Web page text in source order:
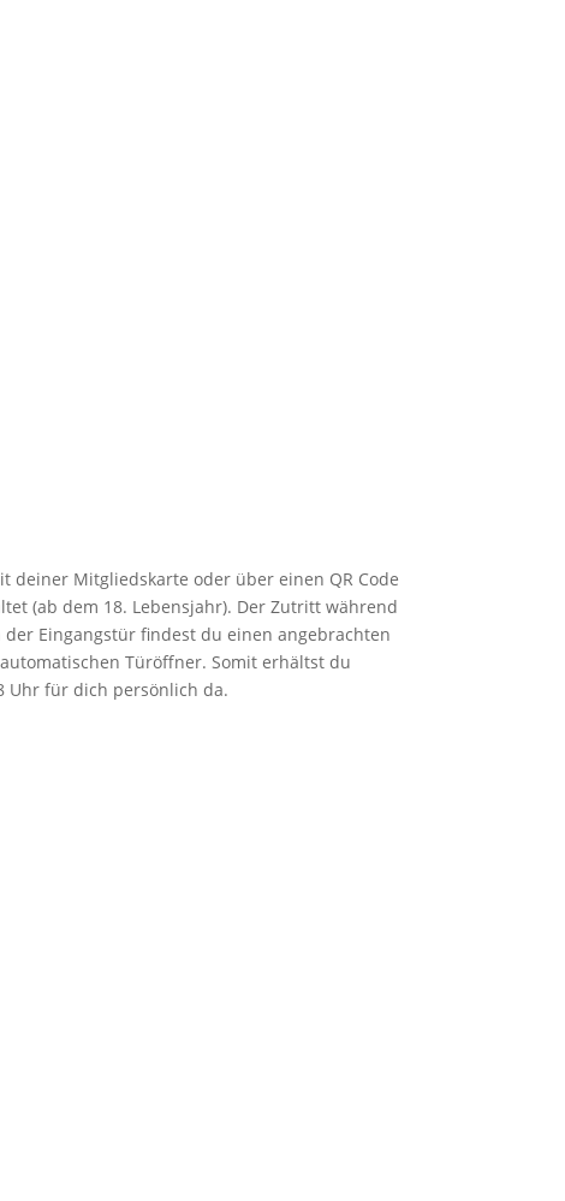
deiner Mitgliedskarte oder über einen QR Code
(ab dem 18. Lebensjahr). Der Zutritt während
Eingangstür findest du einen angebrachten
Türöffner. Somit erhältst du
Uhr für dich persönlich da.